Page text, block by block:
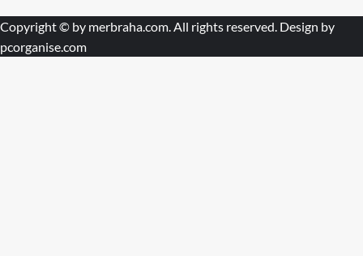
Copyright © by merbraha.com . All rights reserved. Design by
pcorganise.com